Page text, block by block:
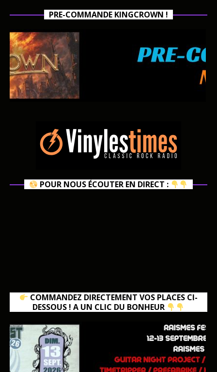
PRE-COMMANDE KINGCROWN !
POUR NOUS ÉCOUTER EN DIRECT :
COMMANDEZ DIRECTEMENT VOS PLACES CI-
DESSOUS ! A UN CLIC DU BONHEUR